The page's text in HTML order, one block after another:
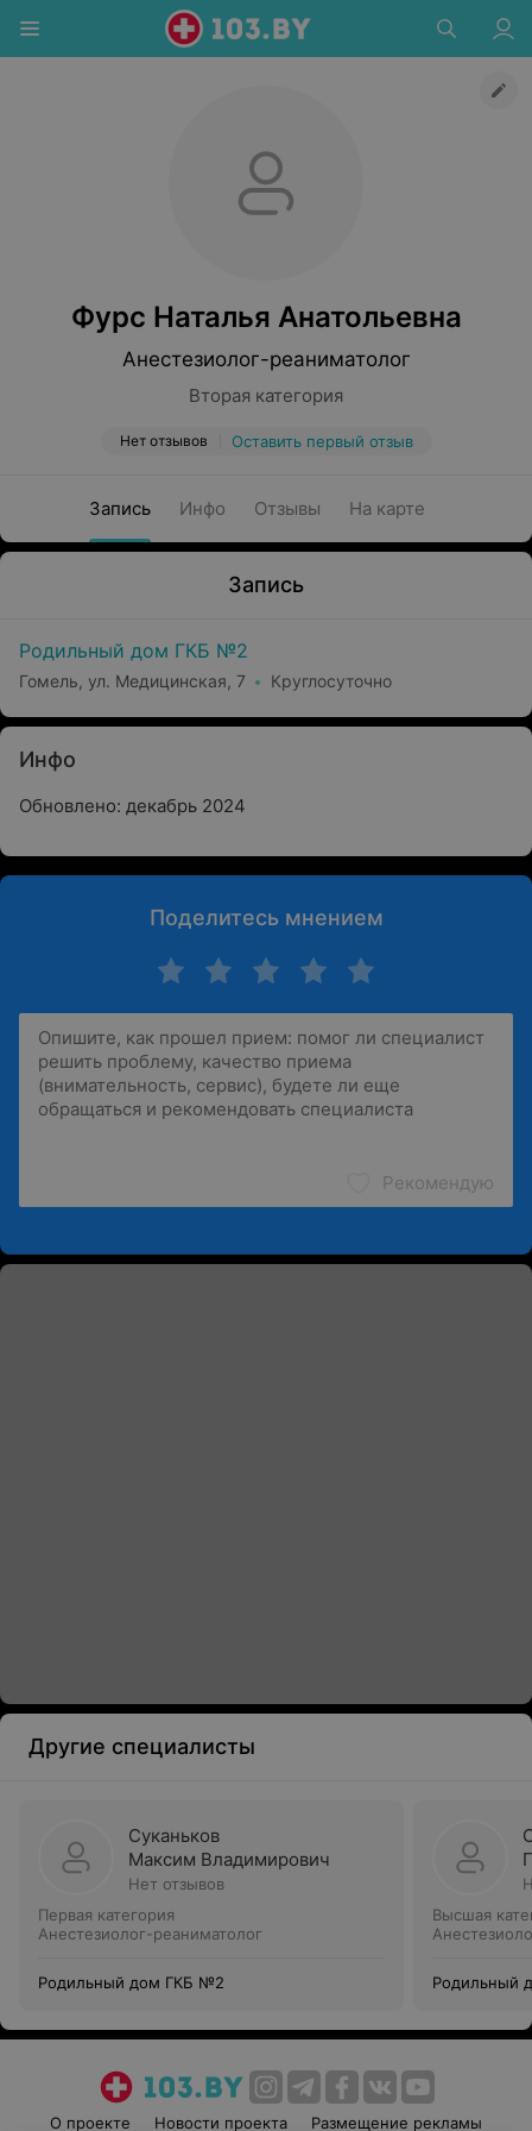
Фурс Наталья Анатольевна
Анестезиолог-реаниматолог
Вторая категория
Нет отзывов Оставить первый отзыв
Запись Инфо Отзывы На карте
Запись
Родильный дом ГКБ №2
Гомель, ул. Медицинская, 7 Круглосуточно
Инфо
Обновлено: декабрь 2024
Поделитесь мнением
Рекомендую
Другие специалисты
Суканьков
Максим Владимирович
Нет отзывов
Первая категория
Анестезиолог-реаниматолог
Родильный дом ГКБ №2
Высшая
Родильный
О проекте Новости проекта Размещение рекламы